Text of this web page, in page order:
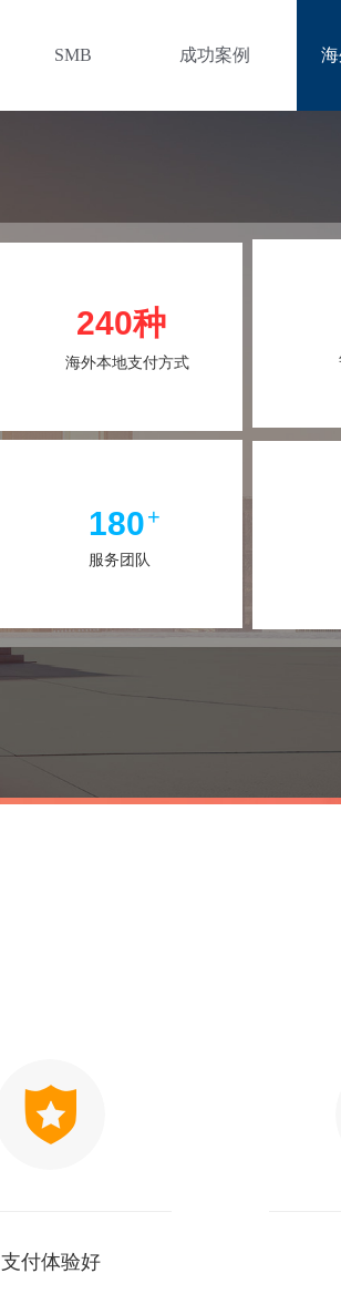
SMB 成功案例
240种
海外本地支付方式
180
服务团队
+
支付体验好